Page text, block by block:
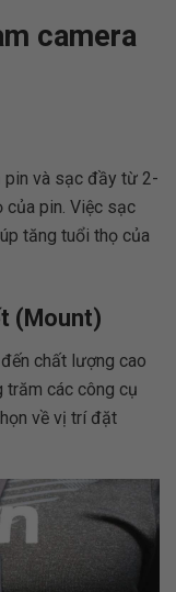
camera
pin và sạc đầy từ 2-
pin. Việc sạc
tăng tuổi thọ của
(Mount)
chất lượng cao
trăm các công cụ
về vị trí đặt